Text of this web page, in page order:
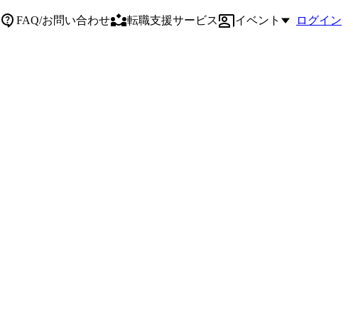
FAQ/お問い合わせ 転職支援サービス イベント ログイン